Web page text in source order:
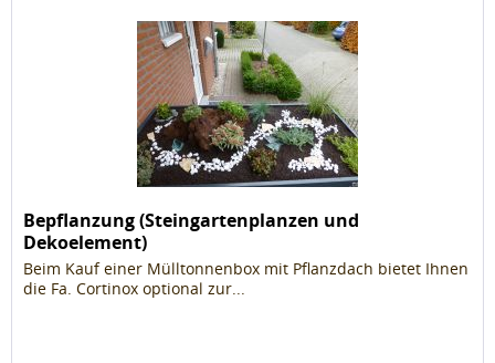
Bepflanzung (Steingartenplanzen und
Dekoelement)
Beim Kauf einer Mülltonnenbox mit Pflanzdach bietet Ihnen
die Fa. Cortinox optional zur...